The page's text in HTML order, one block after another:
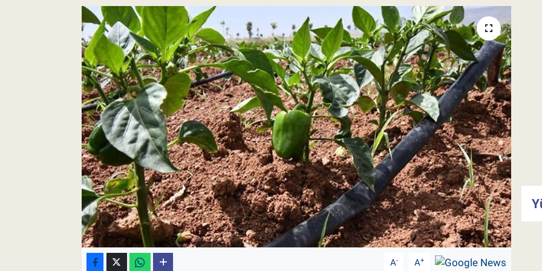
A- A+
Pankobirlik
Et fiyatları
Tarım Bilgisi
Yetiştirici Soruyor
Dünyada Tarım
Üretici Birlikleri
Şeker ve Şekerli Mamüller
Tahıllar ve Baklagiller